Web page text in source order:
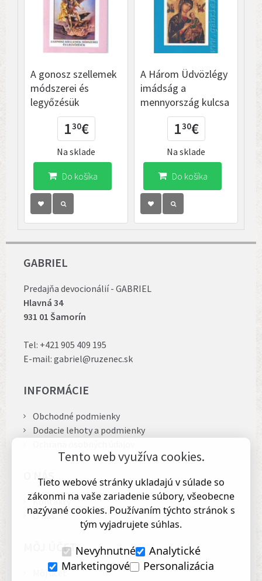
A gonosz szellemek
módszerei és
legyőzésük
130€
Do košíka
Na sklade
A Három Üdvözlégy
imádság a
mennyország kulcsa
130€
Do košíka
Na sklade
GABRIEL
Predajňa devocionálií - GABRIEL
Hlavná 34
931 01 Šamorín
Tel: +421 905 409 195
E-mail: gabriel@ruzenec.sk
INFORMÁCIE
Obchodné podmienky
Dodacie lehoty a podmienky
O NÁS
Kontakty
O nás
MÔJ ÚČET
Môj účet
Tento web využíva cookies.
Tieto webové stránky ukladajú v súlade so
zákonmi na vaše zariadenie súbory, všeobecne
nazývané cookies. Používaním týchto stránok s
tým vyjadrujete súhlas.
Nevyhnutné
Analytické
Marketingové
Personalizácia